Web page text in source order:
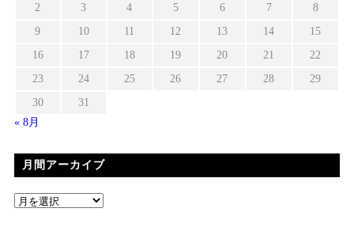
2
3 4 5 6 7
8
9
10 11 12 13 14
15
16
17 18 19 20 21
22
23
24 25 26 27 28
29
30
31
« 8月
月間アーカイブ